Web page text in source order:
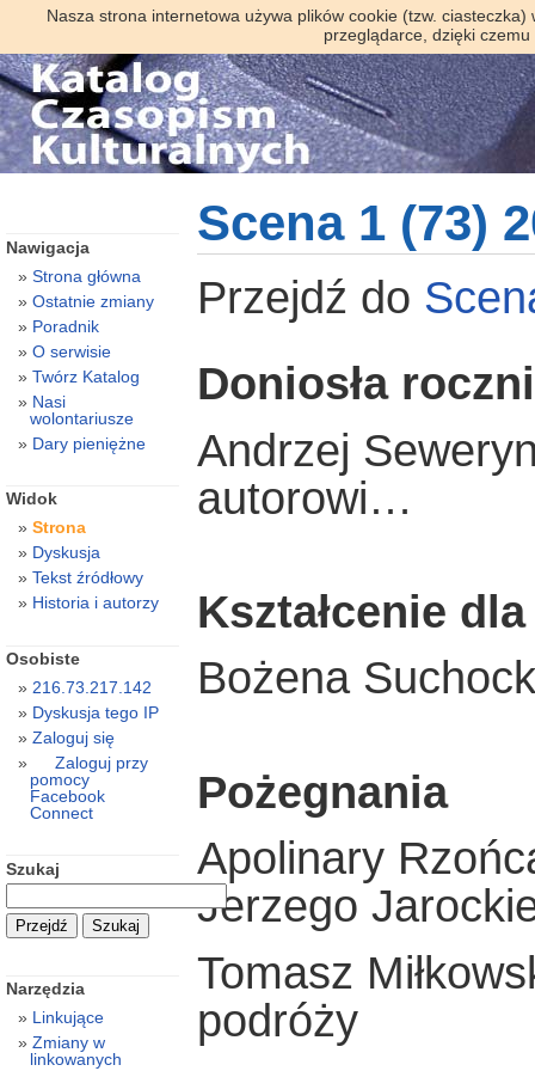
Nasza strona internetowa używa plików cookie (tzw.
przeglądarce, dzięki
Scena 1 (73)
Przejdź do
Doniosła
Andrzej
autorowi…
Kształcenie
Bożena
Pożegnania
Apolinary
Jerzego
Tomasz
podróży
Nawigacja
Strona główna
Ostatnie zmiany
Poradnik
O serwisie
Twórz Katalog
Nasi
wolontariusze
Dary pieniężne
Widok
Strona
Dyskusja
Tekst źródłowy
Historia i autorzy
Osobiste
216.73.217.142
Dyskusja tego IP
Zaloguj się
Zaloguj przy
pomocy
Facebook
Connect
Szukaj
Narzędzia
Linkujące
Zmiany w
linkowanych